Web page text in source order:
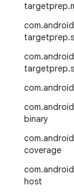
targetprep.
com.android
targetprep.
com.android
targetprep.
com.android
com.android
binary
com.android
coverage
com.android
host